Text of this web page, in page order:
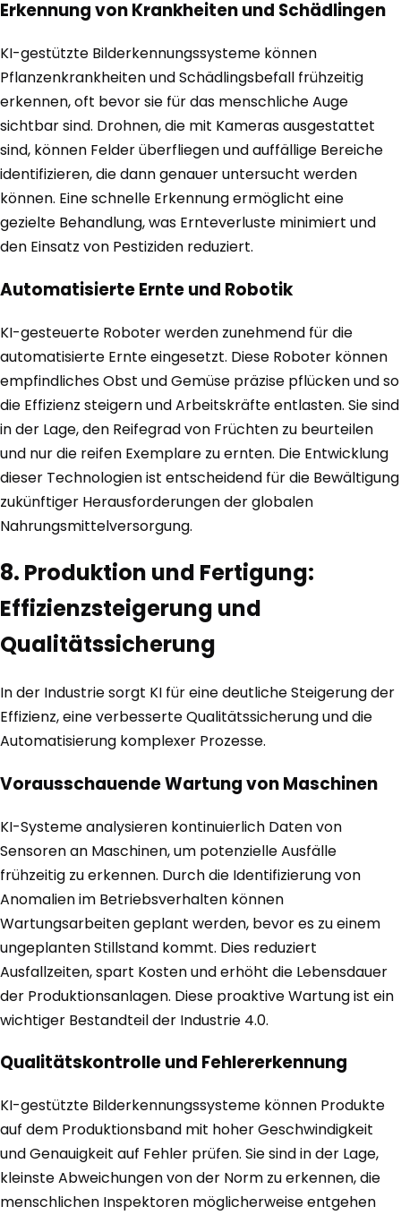
Erkennung von Krankheiten und Schädlingen
KI-gestützte Bilderkennungssysteme können
Pflanzenkrankheiten und Schädlingsbefall frühzeitig
erkennen, oft bevor sie für das menschliche Auge
sichtbar sind. Drohnen, die mit Kameras ausgestattet
sind, können Felder überfliegen und auffällige Bereiche
identifizieren, die dann genauer untersucht werden
können. Eine schnelle Erkennung ermöglicht eine
gezielte Behandlung, was Ernteverluste minimiert und
den Einsatz von Pestiziden reduziert.
Automatisierte Ernte und Robotik
KI-gesteuerte Roboter werden zunehmend für die
automatisierte Ernte eingesetzt. Diese Roboter können
empfindliches Obst und Gemüse präzise pflücken und so
die Effizienz steigern und Arbeitskräfte entlasten. Sie sind
in der Lage, den Reifegrad von Früchten zu beurteilen
und nur die reifen Exemplare zu ernten. Die Entwicklung
dieser Technologien ist entscheidend für die Bewältigung
zukünftiger Herausforderungen der globalen
Nahrungsmittelversorgung.
8. Produktion und Fertigung:
Effizienzsteigerung und
Qualitätssicherung
In der Industrie sorgt KI für eine deutliche Steigerung der
Effizienz, eine verbesserte Qualitätssicherung und die
Automatisierung komplexer Prozesse.
Vorausschauende Wartung von Maschinen
KI-Systeme analysieren kontinuierlich Daten von
Sensoren an Maschinen, um potenzielle Ausfälle
frühzeitig zu erkennen. Durch die Identifizierung von
Anomalien im Betriebsverhalten können
Wartungsarbeiten geplant werden, bevor es zu einem
ungeplanten Stillstand kommt. Dies reduziert
Ausfallzeiten, spart Kosten und erhöht die Lebensdauer
der Produktionsanlagen. Diese proaktive Wartung ist ein
wichtiger Bestandteil der Industrie 4.0.
Qualitätskontrolle und Fehlererkennung
KI-gestützte Bilderkennungssysteme können Produkte
auf dem Produktionsband mit hoher Geschwindigkeit
und Genauigkeit auf Fehler prüfen. Sie sind in der Lage,
kleinste Abweichungen von der Norm zu erkennen, die
menschlichen Inspektoren möglicherweise entgehen